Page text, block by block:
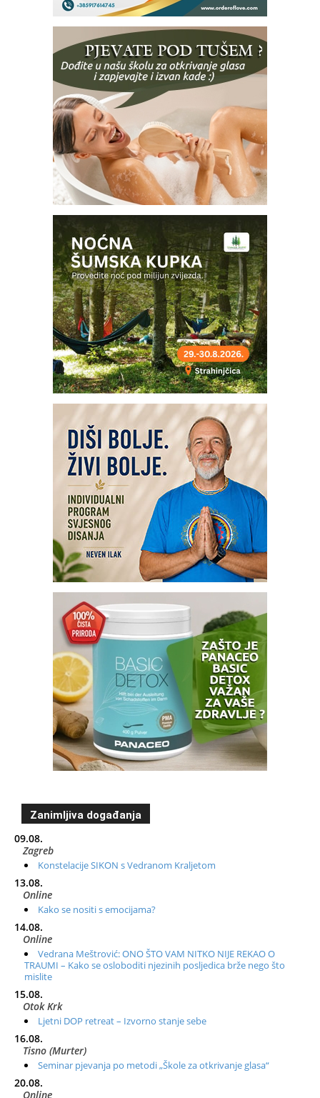
Zanimljiva događanja
09.08.
Zagreb
Konstelacije SIKON s Vedranom Kraljetom
13.08.
Online
Kako se nositi s emocijama?
14.08.
Online
Vedrana Meštrović: ONO ŠTO VAM NITKO NIJE REKAO O
TRAUMI – Kako se osloboditi njezinih posljedica brže nego što
mislite
15.08.
Otok Krk
Ljetni DOP retreat – Izvorno stanje sebe
16.08.
Tisno (Murter)
Seminar pjevanja po metodi „Škole za otkrivanje glasa“
20.08.
Online